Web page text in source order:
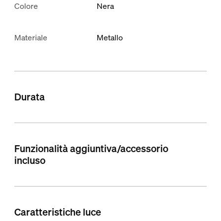
Colore Nera
Materiale Metallo
Durata
Funzionalità aggiuntiva/accessorio
incluso
Caratteristiche luce